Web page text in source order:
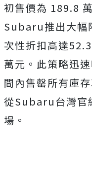
初售價為 189.8
Subaru推出大幅
次性折扣高達
萬元。此策略迅
間內售罄所有庫
從Subaru台灣官
場。